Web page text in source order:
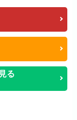
る